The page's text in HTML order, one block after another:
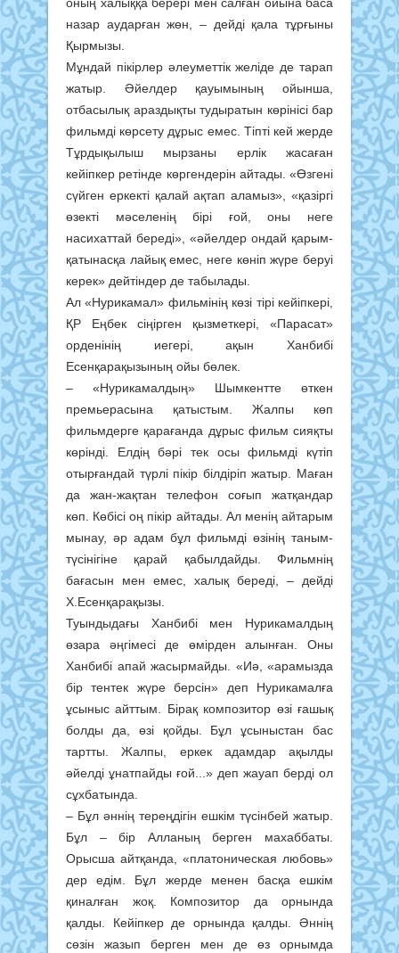
назар аударған жөн, – дейді қала тұрғыны
Қырмызы.
Мұндай пікірлер әлеуметтік желіде де тарап
жатыр. Әйелдер қауымының ойынша,
отбасылық араздықты тудыратын көрінісі бар
фильмді көрсету дұрыс емес. Тіпті кей жерде
Тұрдықылыш мырзаны ерлік жасаған
кейіпкер ретінде көргендерін айтады. «Өзгені
сүйген еркекті қалай ақтап аламыз», «қазіргі
өзекті мәселенің бірі ғой, оны неге
насихаттай береді», «әйелдер ондай қарым-
қатынасқа лайық емес, неге көніп жүре беруі
керек» дейтіндер де табылады.
Ал «Нурикамал» фильмінің көзі тірі кейіпкері,
ҚР Еңбек сіңірген қызметкері, «Парасат»
орденінің иегері, ақын Ханбибі
Есенқарақызының ойы бөлек.
– «Нурикамалдың» Шымкентте өткен
премьерасына қатыстым. Жалпы көп
фильмдерге қарағанда дұрыс фильм сияқты
көрінді. Елдің бәрі тек осы фильмді күтіп
отырғандай түрлі пікір білдіріп жатыр. Маған
да жан-жақтан телефон соғып жатқандар
көп. Көбісі оң пікір айтады. Ал менің айтарым
мынау, әр адам бұл фильмді өзінің таным-
түсінігіне қарай қабылдайды. Фильмнің
бағасын мен емес, халық береді, – дейді
Х.Есенқарақызы.
Туындыдағы Ханбибі мен Нурикамалдың
өзара әңгімесі де өмірден алынған. Оны
Ханбибі апай жасырмайды. «Иә, «арамызда
бір тентек жүре берсін» деп Нурикамалға
ұсыныс айттым. Бірақ композитор өзі ғашық
болды да, өзі қойды. Бұл ұсыныстан бас
тартты. Жалпы, еркек адамдар ақылды
әйелді ұнатпайды ғой...» деп жауап берді ол
сұхбатында.
– Бұл әннің тереңдігін ешкім түсінбей жатыр.
Бұл – бір Алланың берген махаббаты.
Орысша айтқанда, «платоническая любовь»
дер едім. Бұл жерде менен басқа ешкім
қиналған жоқ. Композитор да орнында
қалды. Кейіпкер де орнында қалды. Әннің
сөзін жазып берген мен де өз орнымда